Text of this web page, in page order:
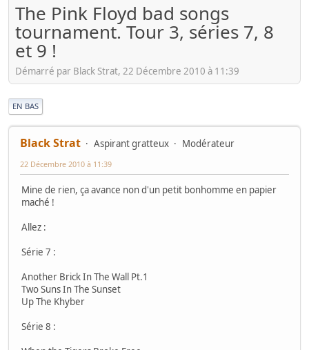
The Pink Floyd bad songs
tournament. Tour 3, séries 7, 8
et 9 !
Démarré par Black Strat, 22 Décembre 2010 à 11:39
EN BAS
Black Strat Aspirant gratteux Modérateur
22 Décembre 2010 à 11:39
Mine de rien, ça avance non d'un petit bonhomme en papier
maché !
Allez :
Série 7 :
Another Brick In The Wall Pt.1
Two Suns In The Sunset
Up The Khyber
Série 8 :